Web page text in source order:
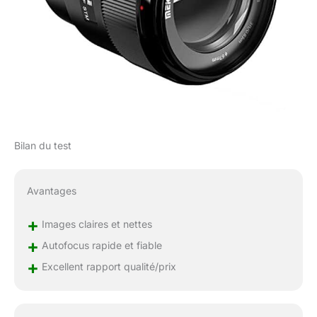
Bilan du test
Avantages
+ Images claires et nettes
+ Autofocus rapide et fiable
+ Excellent rapport qualité/prix